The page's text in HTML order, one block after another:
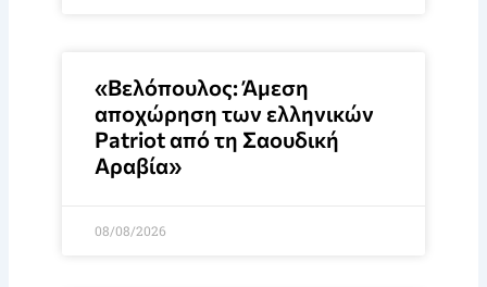
«Βελόπουλος: Άμεση
αποχώρηση των ελληνικών
Patriot από τη Σαουδική
Αραβία»
08/08/2026